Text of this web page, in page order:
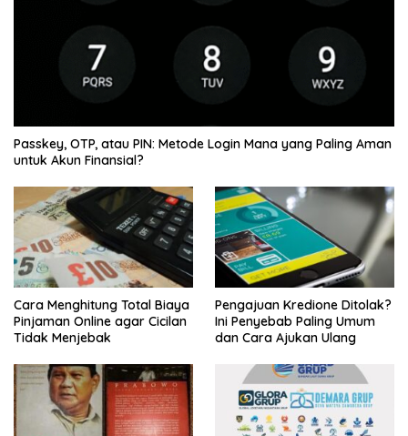
Passkey, OTP, atau PIN: Metode Login Mana yang Paling Aman
untuk Akun Finansial?
Cara Menghitung Total Biaya
Pinjaman Online agar Cicilan
Tidak Menjebak
Pengajuan Kredione Ditolak?
Ini Penyebab Paling Umum
dan Cara Ajukan Ulang